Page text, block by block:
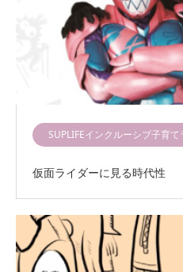
SUPLIFEインクルーシブ子育て
仮面ライダーに見る時代性